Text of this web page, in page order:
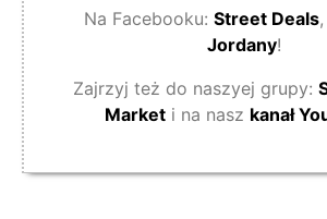
Na Facebooku: Street Deals,
Jordany!
Zajrzyj też do naszyej grupy:
Market i na nasz kanał